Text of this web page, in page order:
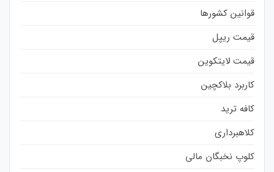
قوانین کشورها
قیمت ریپل
قیمت لایتکوین
کاربرد بلاکچین
کافه ترید
کلاهبرداری
کلوپ نخبگان مالی